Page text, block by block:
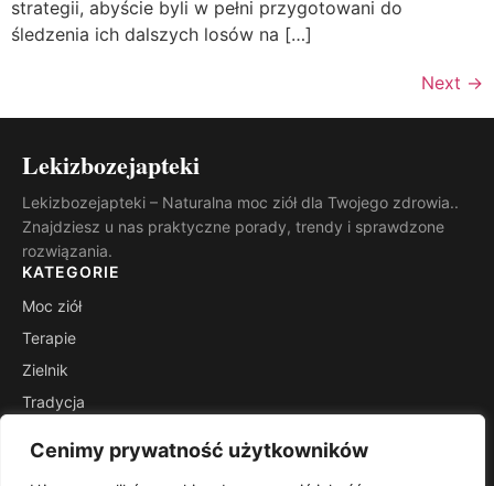
Cenimy prywatność użytkowników
strategii, abyście byli w pełni przygotowani do
śledzenia ich dalszych losów na […]
Next →
Lekizbozejapteki
Lekizbozejapteki – Naturalna moc ziół dla Twojego zdrowia..
Znajdziesz u nas praktyczne porady, trendy i sprawdzone
rozwiązania.
KATEGORIE
Moc ziół
Terapie
Zielnik
Tradycja